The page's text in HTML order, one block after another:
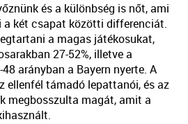
és a különbség is nőt, ami
a két csapat közötti differenciát.
a magas játékosukat,
27-52%, illetve a
arányban a Bayern nyerte. A
ellenfél támadó lepattanói, és az
megbosszulta magát, amit a